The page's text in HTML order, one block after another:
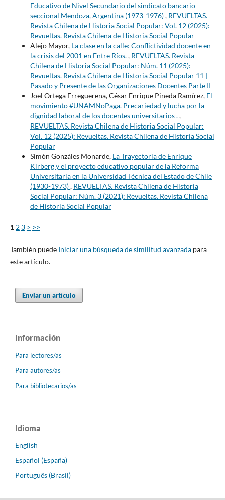
Educativo de Nivel Secundario del sindicato bancario
seccional Mendoza, Argentina (1973-1976), REVUELTAS.
Revista Chilena de Historia Social Popular: Vol. 12 (2025):
Revueltas. Revista Chilena de Historia Social Popular
Alejo Mayor, La clase en la calle: Conflictividad docente en
la crisis del 2001 en Entre Ríos., REVUELTAS. Revista
Chilena de Historia Social Popular: Núm. 11 (2025):
Revueltas. Revista Chilena de Historia Social Popular 11 |
Pasado y Presente de las Organizaciones Docentes Parte II
Joel Ortega Erreguerena, César Enrique Pineda Ramírez, El
movimiento #UNAMNoPaga. Precariedad y lucha por la
dignidad laboral de los docentes universitarios .,
REVUELTAS. Revista Chilena de Historia Social Popular:
Vol. 12 (2025): Revueltas. Revista Chilena de Historia Social
Popular
Simón Gonzáles Monarde, La Trayectoria de Enrique
Kirberg y el proyecto educativo popular de la Reforma
Universitaria en la Universidad Técnica del Estado de Chile
(1930-1973), REVUELTAS. Revista Chilena de Historia
Social Popular: Núm. 3 (2021): Revueltas. Revista Chilena
de Historia Social Popular
1 2 3 > >>
También puede Iniciar una búsqueda de similitud avanzadapara
este artículo.
Enviar un artículo
Información
Para lectores/as
Para autores/as
Para bibliotecarios/as
Idioma
English
Español (España)
Português (Brasil)